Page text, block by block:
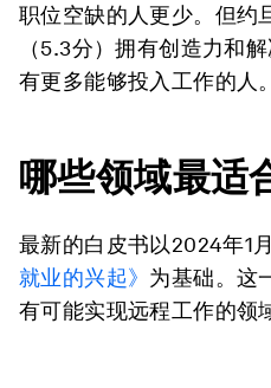
职位空缺的人更少。但约
（5.3分）拥有创造力和
有更多能够投入工作的人。
哪些领域最适
最新的白皮书以2024年1
就业的兴起》 为基础。这
有可能实现远程工作的领